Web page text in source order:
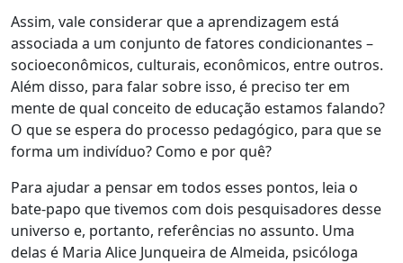
Assim, vale considerar que a aprendizagem está
associada a um conjunto de fatores condicionantes –
socioeconômicos, culturais, econômicos, entre outros.
Além disso, para falar sobre isso, é preciso ter em
mente de qual conceito de educação estamos falando?
O que se espera do processo pedagógico, para que se
forma um indivíduo? Como e por quê?
Para ajudar a pensar em todos esses pontos, leia o
bate-papo que tivemos com dois pesquisadores desse
universo e, portanto, referências no assunto. Uma
delas é Maria Alice Junqueira de Almeida, psicóloga